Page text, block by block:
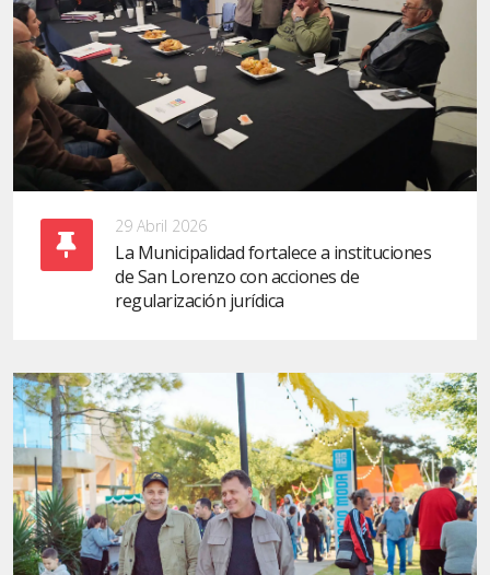
29 Abril 2026
La Municipalidad fortalece a instituciones
de San Lorenzo con acciones de
regularización jurídica